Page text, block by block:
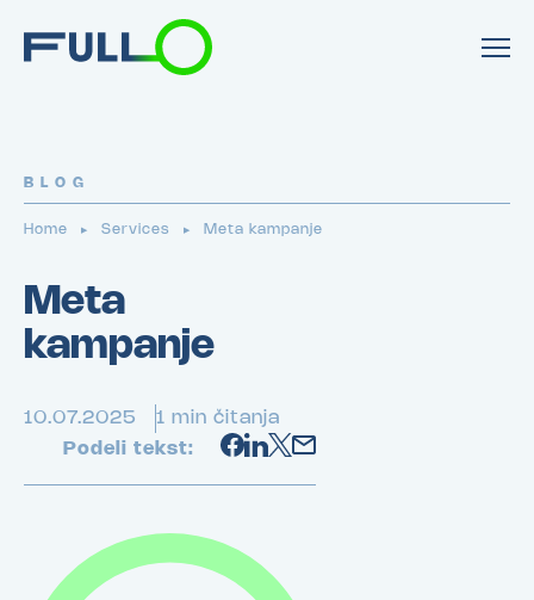
BLOG
Home ▶ Services ▶ Meta kampanje
Meta
kampanje
10.07.2025
1 min čitanja
Podeli tekst: